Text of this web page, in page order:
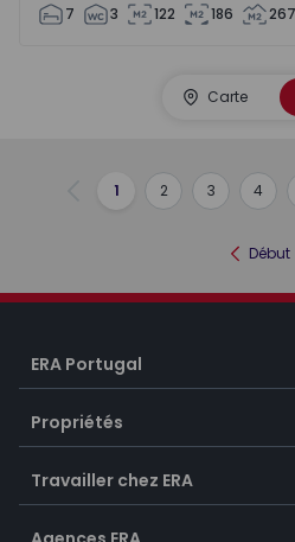
7 3 122 186
Carte
Précédent
1 2 3 4
Début
ERA Portugal
Propriétés
Travailler chez ERA